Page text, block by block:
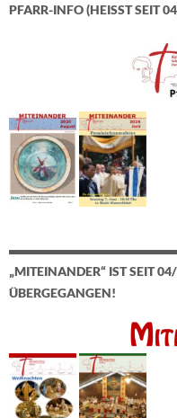
PFARR-INFO (HEISST SEIT
„MITEINANDER“ IST SEIT
ÜBERGEGANGEN!